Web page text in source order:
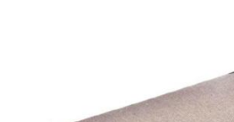
BEST SELLER